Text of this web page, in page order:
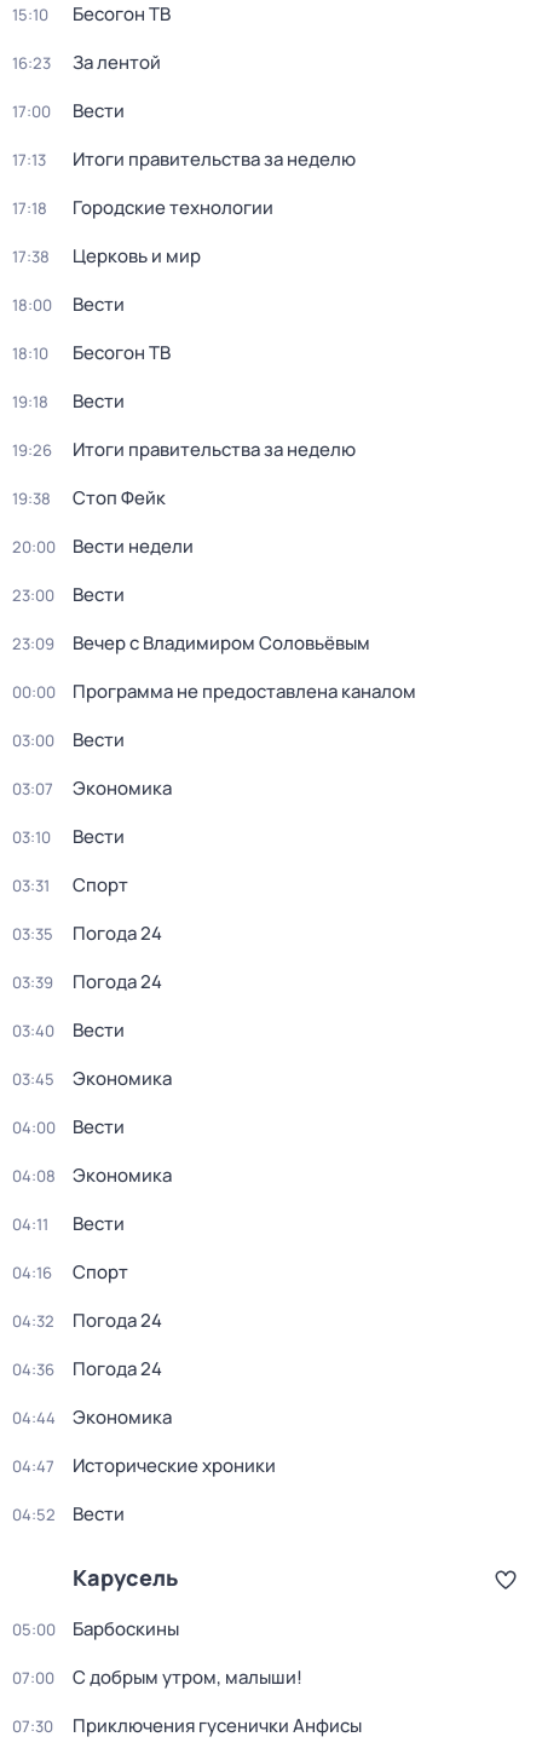
15:10 Бесогон ТВ
16:23 За лентой
17:00 Вести
17:13 Итоги правительства за неделю
17:18 Городские технологии
17:38 Церковь и мир
18:00 Вести
18:10 Бесогон ТВ
19:18 Вести
19:26 Итоги правительства за неделю
19:38 Стоп Фейк
20:00 Вести недели
23:00 Вести
23:09 Вечер с Владимиром Соловьёвым
00:00 Программа не предоставлена каналом
03:00 Вести
03:07 Экономика
03:10 Вести
03:31 Спорт
03:35 Погода 24
03:39 Погода 24
03:40 Вести
03:45 Экономика
04:00 Вести
04:08 Экономика
04:11 Вести
04:16 Спорт
04:32 Погода 24
04:36 Погода 24
04:44 Экономика
04:47 Исторические хроники
04:52 Вести
Карусель
05:00 Барбоскины
07:00 С добрым утром, малыши!
07:30 Приключения гусенички Анфисы